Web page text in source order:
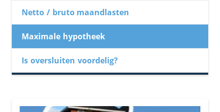
Netto / bruto maandlasten
Maximale hypotheek
Is oversluiten voordelig?